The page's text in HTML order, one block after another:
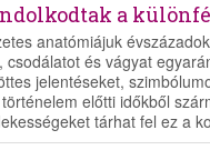
a
anatómiájuk
csodálatot és vágyat
jelentéseket,
előtti időkből
tárhat fel ez a